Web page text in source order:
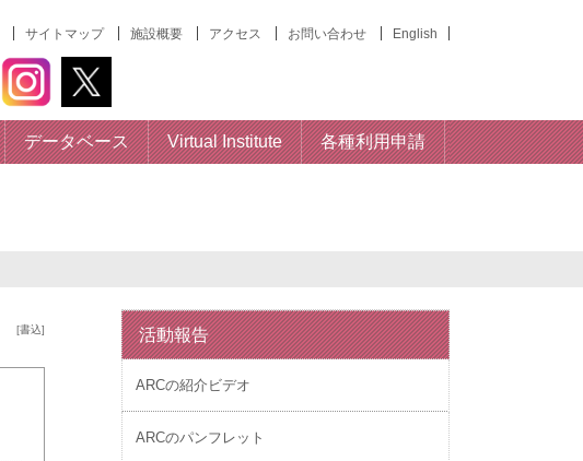
サイトマップ 施設概要 アクセス お問い合わせ English
データベース Virtual Institute 各種利用申請
[書込] 活動報告
ARCの紹介ビデオ
ARCのパンフレット